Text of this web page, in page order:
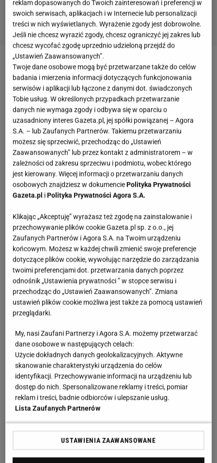
reklam dopasowanych do Twoich zainteresowań i preferencji w
swoich serwisach, aplikacjach i w Internecie lub personalizacji
treści w nich wyświetlanych. Wyrażenie zgody jest dobrowolne.
Jeśli nie chcesz wyrazić zgody, chcesz ograniczyć jej zakres lub
chcesz wycofać zgodę uprzednio udzieloną przejdź do
„Ustawień Zaawansowanych”.
Twoje dane osobowe mogą być przetwarzane także do celów
badania i mierzenia informacji dotyczących funkcjonowania
serwisów i aplikacji lub łączone z danymi dot. świadczonych
Tobie usług. W określonych przypadkach przetwarzanie
danych nie wymaga zgody i odbywa się w oparciu o
uzasadniony interes Gazeta.pl, jej spółki powiązanej – Agora
S.A. – lub Zaufanych Partnerów. Takiemu przetwarzaniu
możesz się sprzeciwić, przechodząc do „Ustawień
Zaawansowanych” lub przez kontakt z administratorem – w
zależności od zakresu sprzeciwu i podmiotu, wobec którego
jest kierowany. Więcej informacji o przetwarzaniu danych
osobowych znajdziesz w dokumenciePolityka Prywatności
Gazeta.pl iPolityka Prywatności Agora S.A.
Klikając „Akceptuję” wyrażasz też zgodę na zainstalowanie i
przechowywanie plików cookie Gazeta.pl sp. z o.o., jej
Zaufanych Partnerów i Agora S.A. na Twoim urządzeniu
końcowym. Możesz w każdej chwili zmienić swoje preferencje
dotyczące plików cookie, wywołując narzędzie do zarządzania
twoimi preferencjami dot. przetwarzania danych poprzez
odnośnik „Ustawienia prywatności ” w stopce serwisu i
przechodząc do „Ustawień Zaawansowanych”. Zmiana
ustawień plików cookie możliwa jest także za pomocą ustawień
przeglądarki.
My, nasi Zaufani Partnerzy i Agora S.A. możemy przetwarzać
dane osobowe w następujących celach:
Użycie dokładnych danych geolokalizacyjnych. Aktywne
skanowanie charakterystyki urządzenia do celów
identyfikacji. Przechowywanie informacji na urządzeniu lub
dostęp do nich. Spersonalizowane reklamy i treści, pomiar
reklam i treści, badnie odbiorców i ulepszanie usług.
Lista Zaufanych Partnerów
USTAWIENIA ZAAWANSOWANE